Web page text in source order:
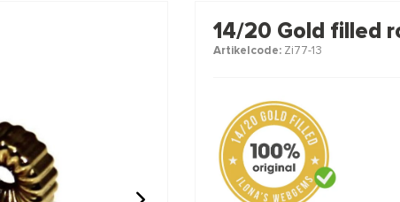
ook interessant voor je?
14/20 Gold filled
Artikelcode:Zi77-13